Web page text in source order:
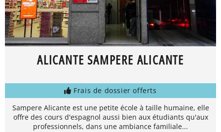
ALICANTE SAMPERE ALICANTE
Frais de dossier offerts
Sampere Alicante est une petite école à taille humaine, elle
offre des cours d'espagnol aussi bien aux étudiants qu'aux
professionnels, dans une ambiance familiale...